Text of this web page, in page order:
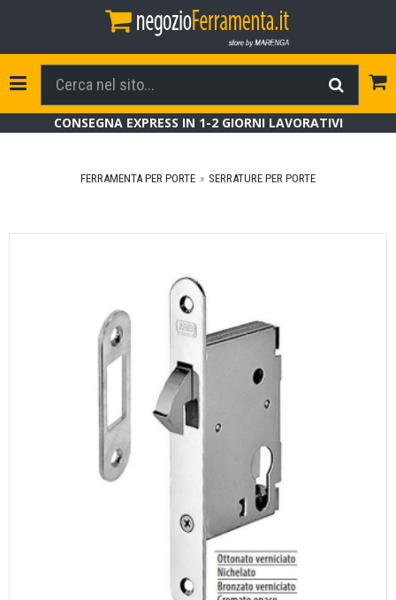
Toggle Navigation
CONSEGNA EXPRESS IN 1-2 GIORNI LAVORATIVI
FERRAMENTA PER PORTE SERRATURE PER PORTE